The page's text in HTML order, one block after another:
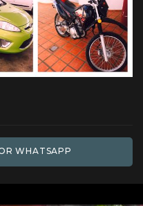
WHATSAPP